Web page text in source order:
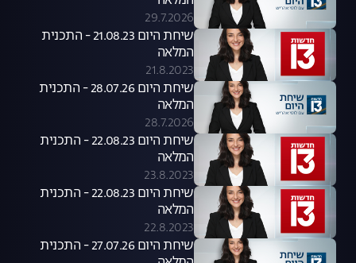
29.7.2026
שיחת היום 21.08.23 - התכנית
המלאה
21.8.2023
שיחת היום 28.07.26 - התכנית
המלאה
28.7.2026
שיחת היום 22.08.23 - התכנית
המלאה
23.8.2023
שיחת היום 22.08.23 - התכנית
המלאה
22.8.2023
שיחת היום 27.07.26 - התכנית